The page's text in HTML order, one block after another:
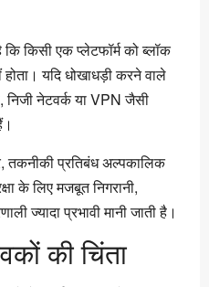
कि किसी एक प्लेटफॉर्म को ब्लॉक
यदि धोखाधड़ी करने वाले
नेटवर्क या VPN जैसी
तकनीकी प्रतिबंध अल्पकालिक
के लिए मजबूत निगरानी,
ज्यादा प्रभावी मानी जाती है।
की चिंता